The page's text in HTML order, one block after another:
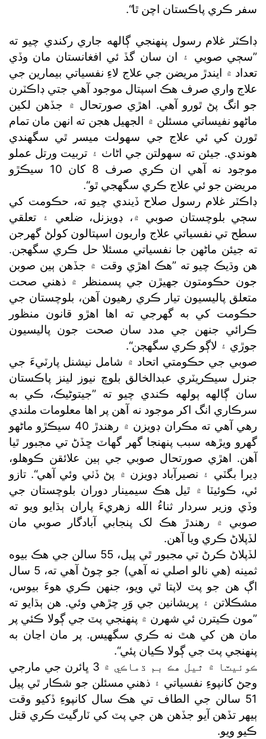
سفر ڪري پاڪستان اچن ٿا“.
ڊاڪٽر غلام رسول پنهنجي ڳالهه جاري رکندي چيو ته
”سڄي صوبي ۽ ان سان گڏ ئي افغانستان مان وڏي
تعداد ۾ ايندڙ مريضن جي علاج لاءِ نفسياتي بيمارين جي
علاج واري صرف هڪ اسپتال موجود آهي جتي ڊاڪٽرن
جو انگ پڻ ٿورو آهي. اهڙي صورتحال ۾ جڏهن لکين
ماڻهو نفيساتي مسئلن ۾ الجهيل هجن ته انهن مان تمام
ٿورن کي ئي علاج جي سهولت ميسر ٿي سگھندي
هوندي. جيئن ته سهولتن جي اڻاٺ ۽ تربيت ورتل عملو
موجود نه آهي ان ڪري صرف 8 کان 10 سيڪڙو
مريضن جو ئي علاج ڪري سگھجي ٿو“.
ڊاڪٽر غلام رسول صلاح ڏيندي چيو ته، حڪومت کي
سڄي بلوچستان صوبي ۾، ڊويزنل، ضلعي ۽ تعلقي
سطح تي نفسياتي علاج واريون اسپتالون کولڻ گھرجن
ته جيئن ماڻهن جا نفسياتي مسئلا حل ڪري سگھجن.
هن وڌيڪ چيو ته ”هڪ اهڙي وقت ۾ جڏهن ٻين صوبن
جون حڪومتون جهيڙن جي پسمنظر ۾ ذهني صحت
متعلق پاليسيون تيار ڪري رهيون آهن، بلوچستان جي
حڪومت کي به گھرجي ته اها اهڙو قانون منظور
ڪرائي جنهن جي مدد سان صحت جون پاليسيون
جوڙي ۽ لاڳو ڪري سگھجن“.
صوبي جي حڪومتي اتحاد ۾ شامل نيشنل پارٽيءَ جي
جنرل سيڪريٽري عبدالخالق بلوچ نيوز لينز پاڪستان
سان ڳالهه ٻولهه ڪندي چيو ته ”جيتوڻيڪ، ڪي به
سرڪاري انگ اکر موجود نه آهن پر اها معلومات ملندي
رهي آهي ته مڪران ڊويزن ۾ رهندڙ 40 سيڪڙو ماڻهو
گھرو ويڙهه سبب پنهنجا گھر گھاٽ ڇڏڻ تي مجبور ٿيا
آهن. اهڙي صورتحال صوبي جي ٻين علائقن ڪوهلو،
ڊيرا بگٽي ۽ نصيرآباد ڊويزن ۾ پڻ ڏٺي وئي آهي“. تازو
ئي، ڪوئيٽا ۾ ٿيل هڪ سيمينار دوران بلوچستان جي
وڏي وزير سردار ثناءُ الله زهريءَ پاران ٻڌايو ويو ته
صوبي ۾ رهندڙ هڪ لک پنجابي آبادگار صوبي مان
لڏپلاڻ ڪري ويا آهن.
لڏپلاڻ ڪرڻ تي مجبور ٿي پيل، 55 سالن جي هڪ بيوه
ثمينه (هي نالو اصلي نه آهي) جو چوڻ آهي ته، 5 سال
اڳ هن جو پٽ لاپتا ٿي ويو، جنهن ڪري هوءَ بيوس،
مشڪلاتن ۽ پريشانين جي وَرِ چڙهي وئي. هن ٻڌايو ته
”مون ڪيترن ئي شهرن ۾ پنهنجي پٽ جي ڳولا ڪئي پر
مان هن کي هٿ نه ڪري سگھيس. پر مان اڃان به
پنهنجي پٽ جي ڳولا ڪيان پئي“.
ڪوئيٽا ۾ ٿيل هڪ بم ڌماڪي ۾ 3 ڀائرن جي مارجي
وڃڻ کانپوءِ نفسياتي ۽ ذهني مسئلن جو شڪار ٿي پيل
51 سالن جي الطاف تي هڪ سال کانپوءِ ڏکيو وقت
ٻيهر تڏهن آيو جڏهن هن جي پٽ کي ٽارگيٽ ڪري قتل
ڪيو ويو.